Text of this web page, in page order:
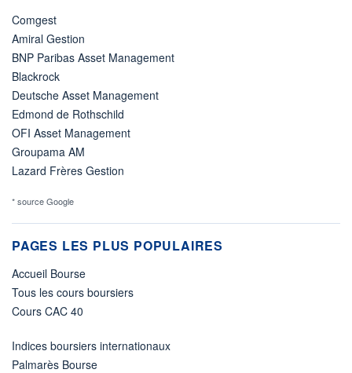
Comgest
Amiral Gestion
BNP Paribas Asset Management
Blackrock
Deutsche Asset Management
Edmond de Rothschild
OFI Asset Management
Groupama AM
Lazard Frères Gestion
* source Google
PAGES LES PLUS POPULAIRES
Accueil Bourse
Tous les cours boursiers
Cours CAC 40
Indices boursiers internationaux
Palmarès Bourse